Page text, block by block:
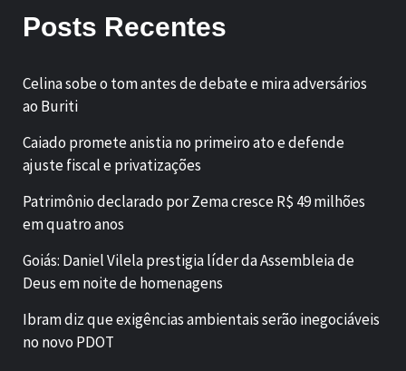
Posts Recentes
Celina sobe o tom antes de debate e mira adversários
ao Buriti
Caiado promete anistia no primeiro ato e defende
ajuste fiscal e privatizações
Patrimônio declarado por Zema cresce R$ 49 milhões
em quatro anos
Goiás: Daniel Vilela prestigia líder da Assembleia de
Deus em noite de homenagens
Ibram diz que exigências ambientais serão inegociáveis
no novo PDOT